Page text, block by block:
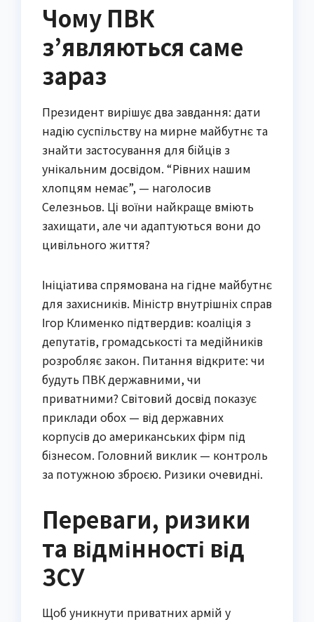
Чому ПВК
з’являються саме
зараз
Президент вирішує два завдання: дати
надію суспільству на мирне майбутнє та
знайти застосування для бійців з
унікальним досвідом. “Рівних нашим
хлопцям немає”, — наголосив
Селезньов. Ці воїни найкраще вміють
захищати, але чи адаптуються вони до
цивільного життя?
Ініціатива спрямована на гідне майбутнє
для захисників. Міністр внутрішніх справ
Ігор Клименко підтвердив: коаліція з
депутатів, громадськості та медійників
розробляє закон. Питання відкрите: чи
будуть ПВК державними, чи
приватними? Світовий досвід показує
приклади обох — від державних
корпусів до американських фірм під
бізнесом. Головний виклик — контроль
за потужною зброєю. Ризики очевидні.
Переваги, ризики
та відмінності від
ЗСУ
Щоб уникнути приватних армій у